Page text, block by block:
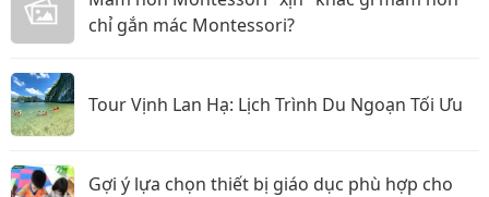
chỉ gắn mác Montessori?
Tour Vịnh Lan Hạ: Lịch Trình Du Ngoạn Tối Ưu
Gợi ý lựa chọn thiết bị giáo dục phù hợp cho